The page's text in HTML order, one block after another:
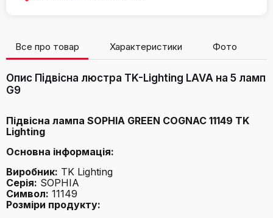
Все про товар Характеристики Фото
Опис Підвісна люстра TK-Lighting LAVA на 5 ламп
G9
Підвісна лампа SOPHIA GREEN COGNAC 11149 TK
Lighting
Основна інформація:
Виробник: TK Lighting
Серія: SOPHIA
Символ: 11149
Розміри продукту: